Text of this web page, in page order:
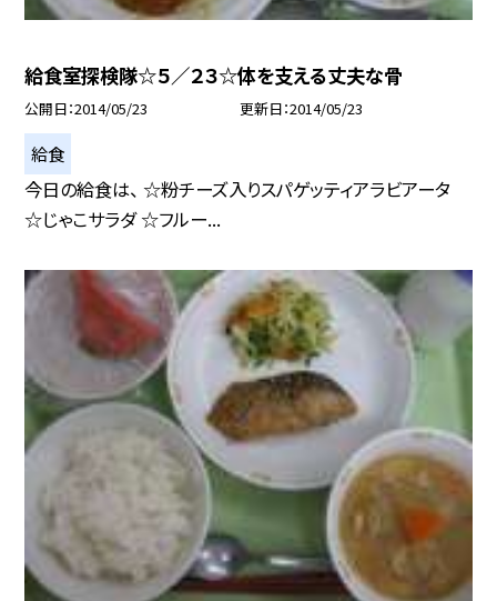
給食室探検隊☆５／２３☆体を支える丈夫な骨
公開日 2014/05/23 更新日 2014/05/23
給食
今日の給食は、 ☆粉チーズ入りスパゲッティアラビアータ
☆じゃこサラダ ☆フルー...